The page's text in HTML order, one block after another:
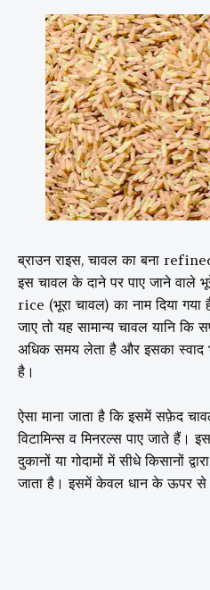
ब्राउन राइस, चावल का बना
इस चावल के दाने पर पाए जाने वाले
rice (भूरा चावल) का नाम दिया
जाए तो यह सामान्य चावल यानि
अधिक समय लेता है और इसका स्वाद
है।
ऐसा माना जाता है कि इसमें सफ़ेद
विटामिन्स व मिनरल्स पाए जाते हैं।
दुकानों या गोदामों में सीधे किसानों
जाता है।इसमें केवल धान के ऊपर से